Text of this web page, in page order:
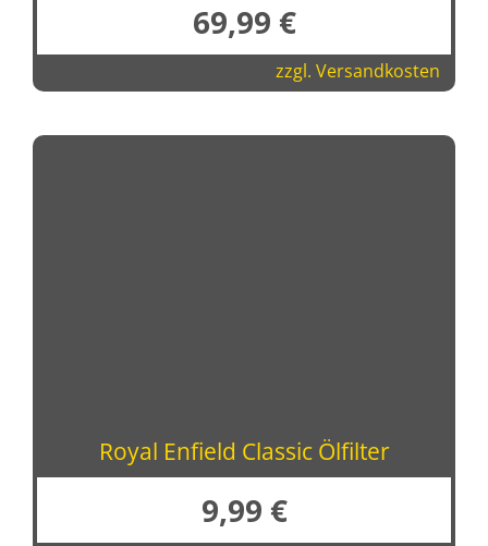
69,99 €
zzgl. Versandkosten
Royal Enfield Classic Ölfilter
9,99 €